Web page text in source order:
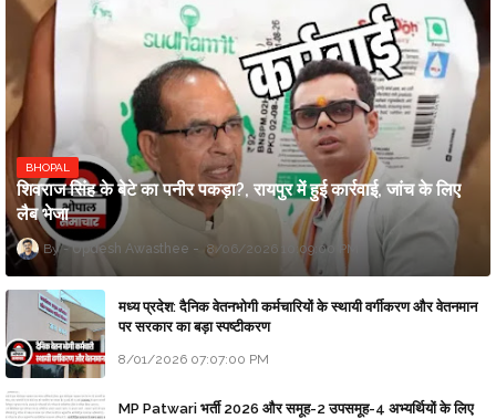
BHOPAL
शिवराज सिंह के बेटे का पनीर पकड़ा?, रायपुर में हुई कार्रवाई, जांच के लिए
लैब भेजा
Updesh Awasthee 8/06/2026 10:09:00 PM
मध्य प्रदेश: दैनिक वेतनभोगी कर्मचारियों के स्थायी वर्गीकरण और वेतनमान
पर सरकार का बड़ा स्पष्टीकरण
8/01/2026 07:07:00 PM
MP Patwari भर्ती 2026 और समूह-2 उपसमूह-4 अभ्यर्थियों के लिए